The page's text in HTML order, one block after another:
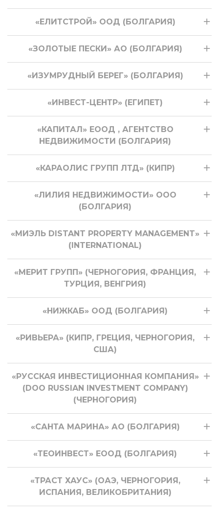
«ЕЛИТСТРОЙ» ООД (БОЛГАРИЯ)
«ЗОЛОТЫЕ ПЕСКИ» АО (БОЛГАРИЯ)
«ИЗУМРУДНЫЙ БЕРЕГ» (БОЛГАРИЯ)
«ИНВЕСТ-ЦЕНТР» (ЕГИПЕТ)
«КАПИТАЛ» ЕООД , АГЕНТСТВО
НЕДВИЖИМОСТИ (БОЛГАРИЯ)
«КАРАОЛИС ГРУПП ЛТД» (КИПР)
«ЛИЛИЯ НЕДВИЖИМОСТИ» ООО
(БОЛГАРИЯ)
«МИЭЛЬ DISTANT PROPERTY MANAGEMENT»
(INTERNATIONAL)
«МЕРИТ ГРУПП» (ЧЕРНОГОРИЯ, ФРАНЦИЯ,
ТУРЦИЯ, ВЕНГРИЯ)
«НИЖКАБ» ООД (БОЛГАРИЯ)
«РИВЬЕРА» (КИПР, ГРЕЦИЯ, ЧЕРНОГОРИЯ,
США)
«РУССКАЯ ИНВЕСТИЦИОННАЯ КОМПАНИЯ»
(DOO RUSSIAN INVESTMENT COMPANY)
(ЧЕРНОГОРИЯ)
«САНТА МАРИНА» АО (БОЛГАРИЯ)
«ТЕОИНВЕСТ» ЕООД (БОЛГАРИЯ)
«ТРАСТ ХАУС» (ОАЭ, ЧЕРНОГОРИЯ,
ИСПАНИЯ, ВЕЛИКОБРИТАНИЯ)